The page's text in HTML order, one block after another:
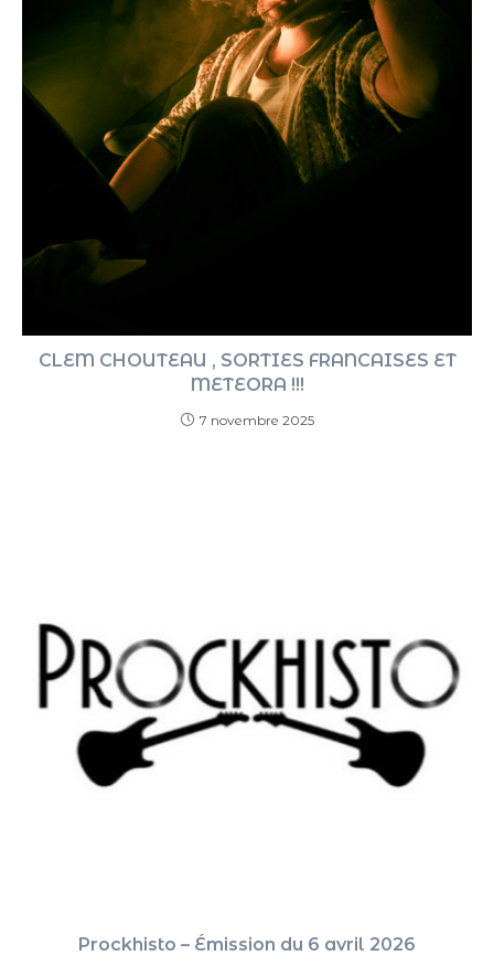
CLEM CHOUTEAU , SORTIES FRANCAISES ET
METEORA !!!
7 novembre 2025
Prockhisto – Émission du 6 avril 2026